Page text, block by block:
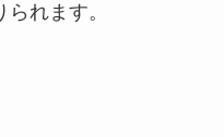
れます。